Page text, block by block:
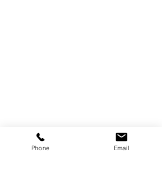
Phone Email